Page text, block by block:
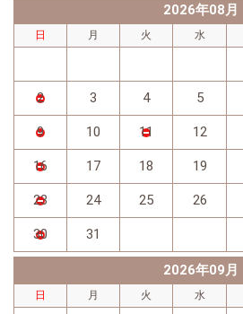
2026年08月
日 月 火 水
2 3 4 5
9 10 11 12
16 17 18 19
23 24 25 26
30 31
2026年09月
日 月 火 水